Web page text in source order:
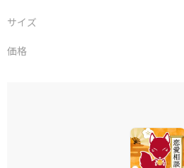
サイズ
価格